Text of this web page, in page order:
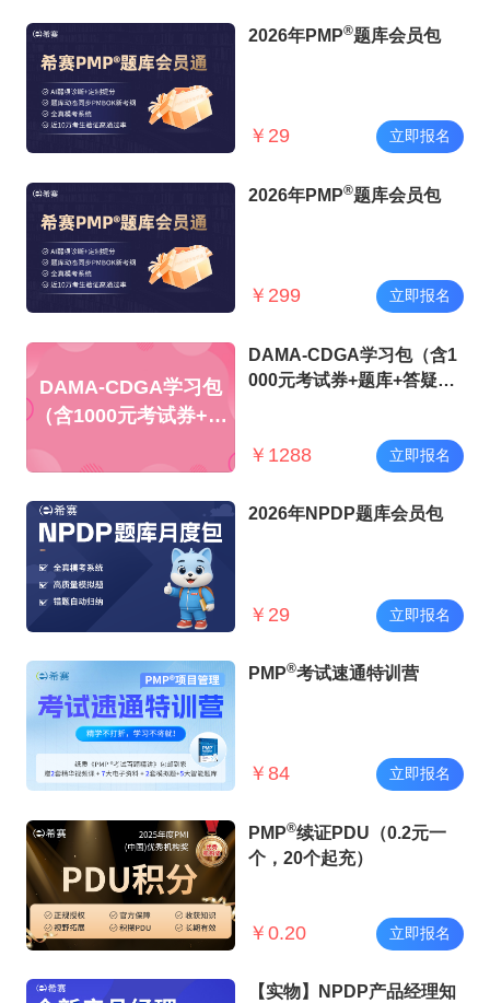
2026年PMP®题库会员包
￥ 29 立即报名
2026年PMP®题库会员包
￥ 299 立即报名
DAMA-CDGA学习包
（含1000元考试券+题
DAMA-CDGA学习包（含1
000元考试券+题库+答疑
￥ 1288 立即报名
2026年NPDP题库会员包
￥ 29 立即报名
PMP®考试速通特训营
￥ 84 立即报名
PMP®续证PDU（0.2元一
个，20个起充）
￥ 0.20 立即报名
【实物】NPDP产品经理知